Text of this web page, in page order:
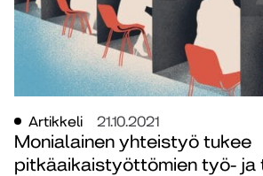
Artikkeli 21.10.2021
Monialainen yhteistyö tukee
pitkäaikaistyöttömien työ- ja